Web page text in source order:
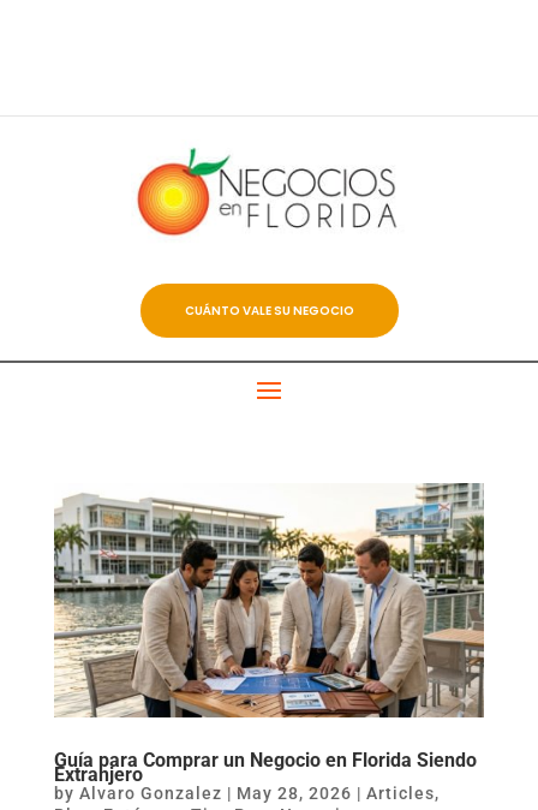
CUÁNTO VALE SU NEGOCIO
Guía para Comprar un Negocio en Florida Siendo
Extranjero
by Alvaro Gonzalez | May 28, 2026 | Articles,